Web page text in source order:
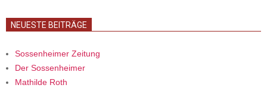
NEUESTE BEITRÄGE
Sossenheimer Zeitung
Der Sossenheimer
Mathilde Roth